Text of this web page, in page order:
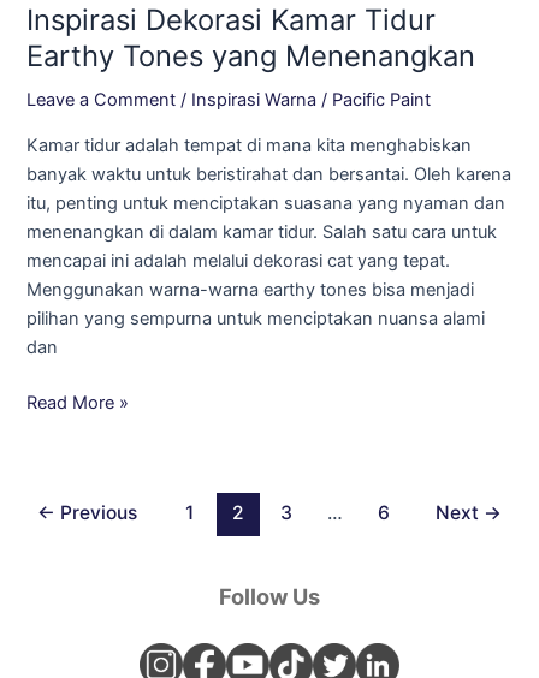
Inspirasi Dekorasi Kamar Tidur
Earthy Tones yang Menenangkan
Leave a Comment / Inspirasi Warna / Pacific Paint
Kamar tidur adalah tempat di mana kita menghabiskan
banyak waktu untuk beristirahat dan bersantai. Oleh karena
itu, penting untuk menciptakan suasana yang nyaman dan
menenangkan di dalam kamar tidur. Salah satu cara untuk
mencapai ini adalah melalui dekorasi cat yang tepat.
Menggunakan warna-warna earthy tones bisa menjadi
pilihan yang sempurna untuk menciptakan nuansa alami
dan
Kamar
Tidur
Tones
yang
Menenangkan
Read More »
← Previous 1 2 3 … 6 Next →
Follow Us